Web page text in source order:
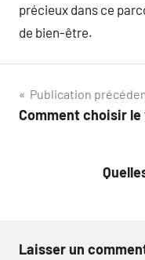
précieux dans ce
de bien-être.
Navigation
de
Publication
Comment choisir
Laisser un